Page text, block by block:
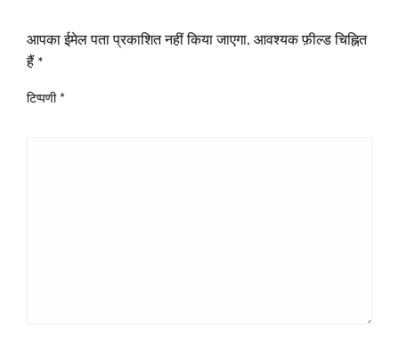
आपका ईमेल पता प्रकाशित नहीं किया जाएगा. आवश्यक फ़ील्ड चिह्नित
हैं *
टिप्पणी *